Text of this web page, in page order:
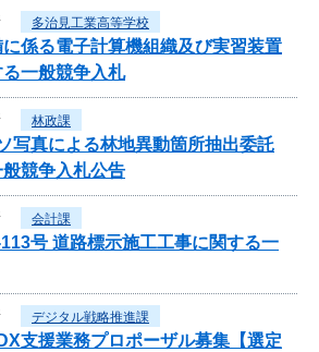
多治見工業高等学校
係る電子計算機組織及び実習装置
一般競争入札
林政課
写真による林地異動箇所抽出委託
競争入札公告
会計課
113号 道路標示施工工事に関する一
デジタル戦略推進課
支援業務プロポーザル募集【選定